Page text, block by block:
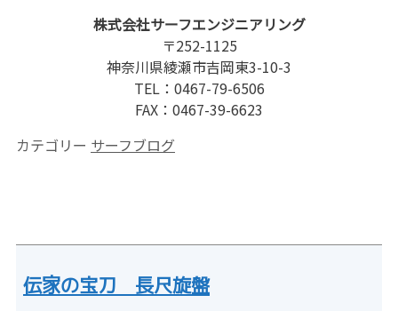
株式会社サーフエンジニアリング
〒252-1125
神奈川県綾瀬市吉岡東3-10-3
TEL：0467-79-6506
FAX：0467-39-6623
カテゴリー サーフブログ
伝家の宝刀 長尺旋盤